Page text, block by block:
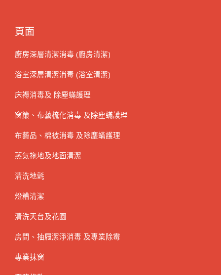
頁面
廚房深層清潔消毒 (廚房清潔)
浴室深層清潔消毒 (浴室清潔)
床褥消毒及 除塵蟎護理
窗簾、布藝梳化消毒 及除塵蟎護理
布藝品、棉被消毒 及除塵蟎護理
蒸氣拖地及地面清潔
清洗地氈
燈糟清潔
清洗天台及花園
房間、抽屜潔淨消毒 及專業除霉
專業抹窗